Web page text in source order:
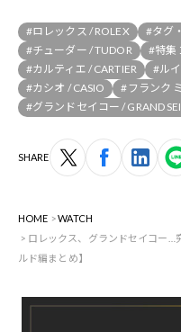
#ロレックス / ROLEX
#タグ
#チューダー / TUDOR
#特集
#カルティエ / CARTIER
#ル
#カシオ / CASIO
#フランク
#グランドセイコー / GRAND
SHARE
HOME
WATCH
ロレックス、グランドセイコー…
ルド編まとめ】